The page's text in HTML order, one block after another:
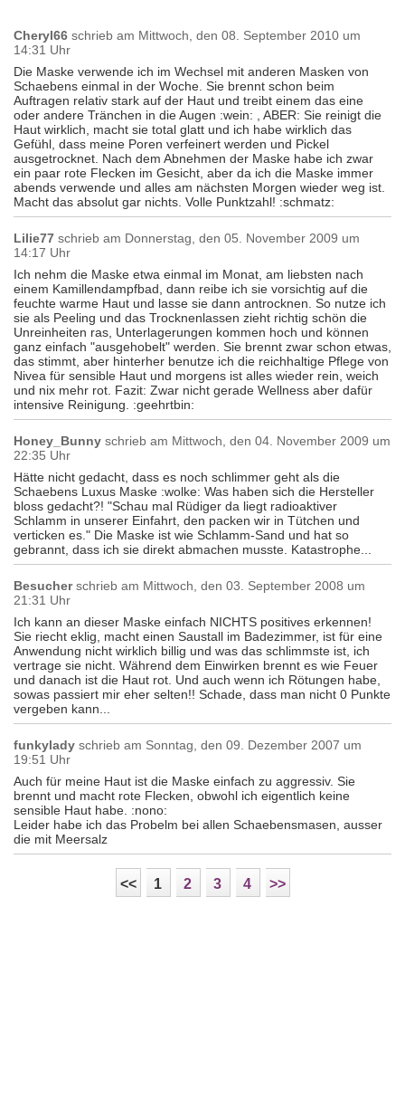
Cheryl66 schrieb am Mittwoch, den 08. September 2010 um
14:31 Uhr
Die Maske verwende ich im Wechsel mit anderen Masken von
Schaebens einmal in der Woche. Sie brennt schon beim
Auftragen relativ stark auf der Haut und treibt einem das eine
oder andere Tränchen in die Augen :wein: , ABER: Sie reinigt die
Haut wirklich, macht sie total glatt und ich habe wirklich das
Gefühl, dass meine Poren verfeinert werden und Pickel
ausgetrocknet. Nach dem Abnehmen der Maske habe ich zwar
ein paar rote Flecken im Gesicht, aber da ich die Maske immer
abends verwende und alles am nächsten Morgen wieder weg ist.
Macht das absolut gar nichts. Volle Punktzahl! :schmatz:
Lilie77 schrieb am Donnerstag, den 05. November 2009 um
14:17 Uhr
Ich nehm die Maske etwa einmal im Monat, am liebsten nach
einem Kamillendampfbad, dann reibe ich sie vorsichtig auf die
feuchte warme Haut und lasse sie dann antrocknen. So nutze ich
sie als Peeling und das Trocknenlassen zieht richtig schön die
Unreinheiten ras, Unterlagerungen kommen hoch und können
ganz einfach "ausgehobelt" werden. Sie brennt zwar schon etwas,
das stimmt, aber hinterher benutze ich die reichhaltige Pflege von
Nivea für sensible Haut und morgens ist alles wieder rein, weich
und nix mehr rot. Fazit: Zwar nicht gerade Wellness aber dafür
intensive Reinigung. :geehrtbin:
Honey_Bunny schrieb am Mittwoch, den 04. November 2009 um
22:35 Uhr
Hätte nicht gedacht, dass es noch schlimmer geht als die
Schaebens Luxus Maske :wolke: Was haben sich die Hersteller
bloss gedacht?! "Schau mal Rüdiger da liegt radioaktiver
Schlamm in unserer Einfahrt, den packen wir in Tütchen und
verticken es." Die Maske ist wie Schlamm-Sand und hat so
gebrannt, dass ich sie direkt abmachen musste. Katastrophe...
Besucher schrieb am Mittwoch, den 03. September 2008 um
21:31 Uhr
Ich kann an dieser Maske einfach NICHTS positives erkennen!
Sie riecht eklig, macht einen Saustall im Badezimmer, ist für eine
Anwendung nicht wirklich billig und was das schlimmste ist, ich
vertrage sie nicht. Während dem Einwirken brennt es wie Feuer
und danach ist die Haut rot. Und auch wenn ich Rötungen habe,
sowas passiert mir eher selten!! Schade, dass man nicht 0 Punkte
vergeben kann...
funkylady schrieb am Sonntag, den 09. Dezember 2007 um
19:51 Uhr
Auch für meine Haut ist die Maske einfach zu aggressiv. Sie
brennt und macht rote Flecken, obwohl ich eigentlich keine
sensible Haut habe. :nono:
Leider habe ich das Probelm bei allen Schaebensmasen, ausser
die mit Meersalz
<< 1 2 3 4 >>